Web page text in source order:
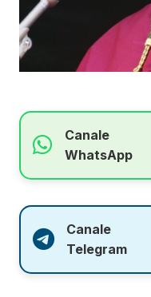
Canale
WhatsApp
Canale
Telegram